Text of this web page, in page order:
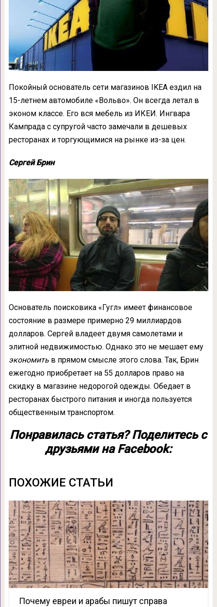
Покойный основатель сети магазинов IKEA ездил на
15-летнем автомобиле «Вольво». Он всегда летал в
эконом классе. Его вся мебель из ИКЕИ. Ингвара
Кампрада с супругой часто замечали в дешевых
ресторанах и торгующимися на рынке из-за цен.
Сергей Брин
Основатель поисковика «Гугл» имеет финансовое
состояние в размере примерно 29 миллиардов
долларов. Сергей владеет двумя самолетами и
элитной недвижимостью. Однако это не мешает ему
экономитьв прямом смысле этого слова. Так, Брин
ежегодно приобретает на 55 долларов право на
скидку в магазине недорогой одежды. Обедает в
ресторанах быстрого питания и иногда пользуется
общественным транспортом.
Понравилась статья? Поделитесь с
друзьями на Facebook:
ПОХОЖИЕ СТАТЬИ
Почему евреи и арабы пишут справа